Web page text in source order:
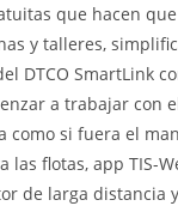
que hacen
y talleres,
DTCO SmartLink
a trabajar con
si fuera el
las flotas, app TIS-
de larga distancia